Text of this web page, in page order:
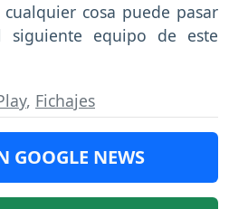
cosa puede pasar
equipo de este
, Fichajes
GOOGLE NEWS